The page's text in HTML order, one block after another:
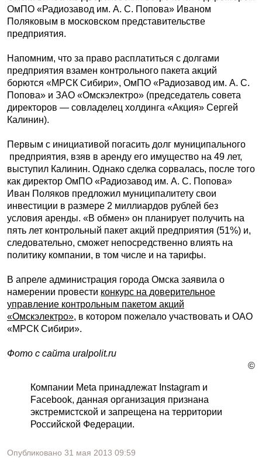
ОмПО «Радиозавод им. А. С. Попова» Иваном
Поляковым в московском представительстве
предприятия.
Напомним, что за право расплатиться с долгами
предприятия взамен контрольного пакета акций
борются «МРСК Сибири», ОмПО «Радиозавод им. А. С.
Попова» и ЗАО «Омскэлектро» (председатель совета
директоров — совладелец холдинга «Акция» Сергей
Калинин).
Первым с инициативой погасить долг муниципального
предприятия, взяв в аренду его имущество на 49 лет,
выступил Калинин. Однако сделка сорвалась, после того
как директор ОмПО «Радиозавод им. А. С. Попова»
Иван Поляков предложил муниципалитету свои
инвестиции в размере 2 миллиардов рублей без
условия аренды. «В обмен» он планирует получить на
пять лет контрольный пакет акций предприятия (51%) и,
следовательно, сможет непосредственно влиять на
политику компании, в том числе и на тарифы.
В апреле администрация города Омска заявила о
намерении провести конкурс на доверительное
управление контрольным пакетом акций
«Омскэлектро», в котором пожелало участвовать и ОАО
«МРСК Сибири».
Фото с сайта uralpolit.ru
©
Компании Meta принадлежат Instagram и
Facebook, данная организация признана
экстремистской и запрещена на территории
Российской Федерации.
Опубликовано 31 мая 2013 09:59